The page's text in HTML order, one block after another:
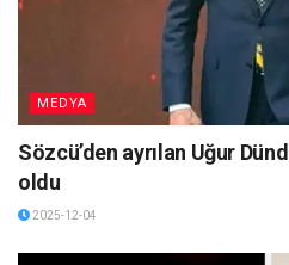
MEDYA
Sözcü’den ayrılan Uğur
oldu
2025-12-04